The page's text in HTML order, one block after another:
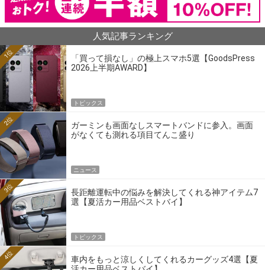
人気記事ランキング
「買って損なし」の極上スマホ5選【GoodsPress
2026上半期AWARD】
1位
トピックス
ガーミンも画面なしスマートバンドに参入。画面
がなくても測れる項目てんこ盛り
2位
ニュース
長距離運転中の悩みを解決してくれる神アイテム7
選【夏活カー用品ベストバイ】
3位
トピックス
車内をもっと涼しくしてくれるカーグッズ4選【夏
4位